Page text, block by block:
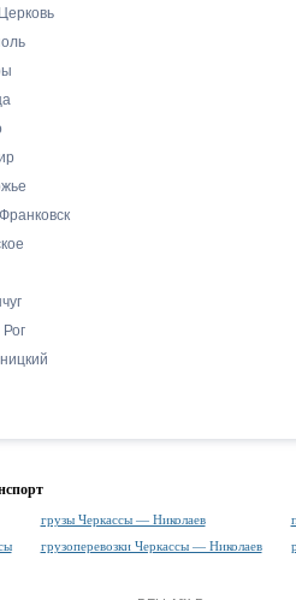
грузы Черкассы — Николаев
грузоперевозки Черкассы — Николаев